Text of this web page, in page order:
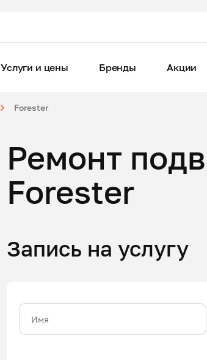
Услуги и цены Бренды Акции
Forester
Ремонт
Forester
Запись на услугу
Имя